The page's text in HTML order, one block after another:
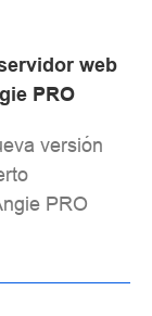
web
PRO
versión
PRO